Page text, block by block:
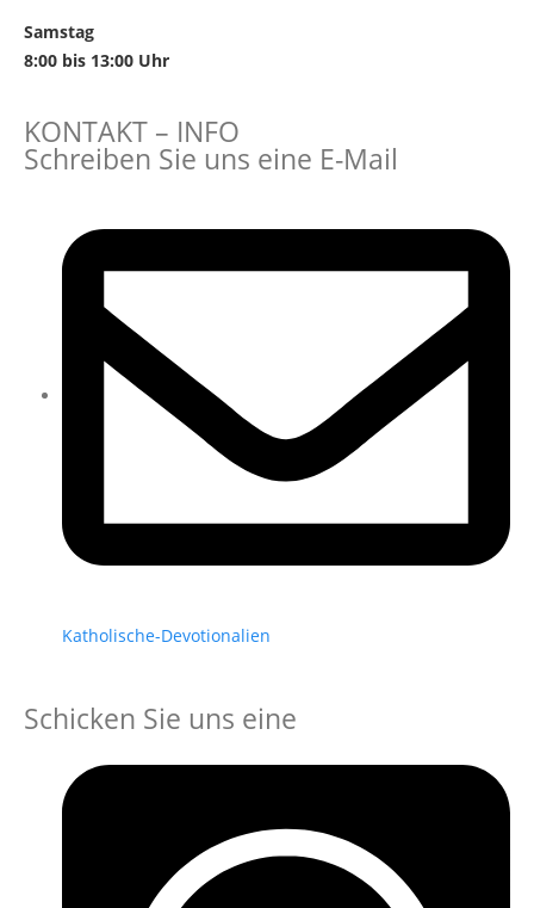
Samstag
8:00 bis 13:00 Uhr
KONTAKT – INFO
Schreiben Sie uns eine E-Mail
Katholische-Devotionalien
Schicken Sie uns eine